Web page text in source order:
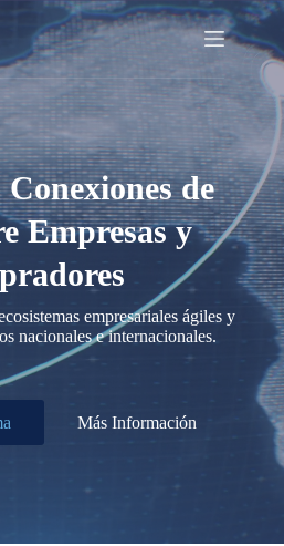
de
Empresas y
empresariales ágiles y
nacionales e internacionales.
Más Información